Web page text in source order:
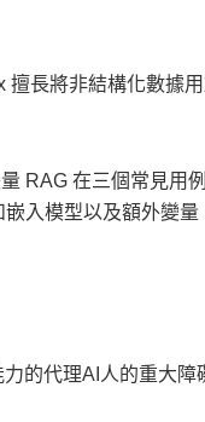
擅長將非結構化數據
RAG 在三個常見用
入模型以及額外變
的代理AI人的重大障